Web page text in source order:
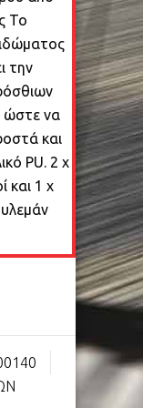
Το
την
ώστε να
και
PU. 2 x
και 1 x